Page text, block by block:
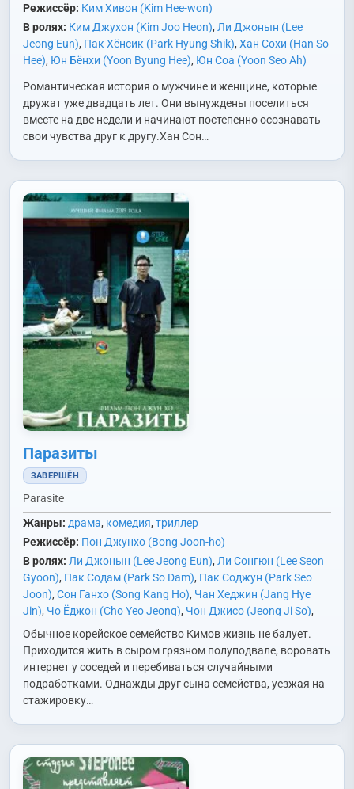
Режиссёр: Ким Хивон (Kim Hee-won)
В ролях: Ким Джухон (Kim Joo Heon), Ли Джонын (Lee
Jeong Eun), Пак Хёнсик (Park Hyung Shik), Хан Сохи (Han So
Hee), Юн Бёнхи (Yoon Byung Hee), Юн Соа (Yoon Seo Ah)
Романтическая история о мужчине и женщине, которые
дружат уже двадцать лет. Они вынуждены поселиться
вместе на две недели и начинают постепенно осознавать
свои чувства друг к другу.Хан Сон…
Паразиты
ЗАВЕРШЁН
Parasite
Жанры: драма, комедия, триллер
Режиссёр: Пон Джунхо (Bong Joon-ho)
В ролях: Ли Джонын (Lee Jeong Eun), Ли Сонгюн (Lee Seon
Gyoon), Пак Содам (Park So Dam), Пак Соджун (Park Seo
Joon), Сон Ганхо (Song Kang Ho), Чан Хеджин (Jang Hye
Jin), Чо Ёджон (Cho Yeo Jeong), Чон Джисо (Jeong Ji So),
Чхве Усик (Choi Woo Shik)
Обычное корейское семейство Кимов жизнь не балует.
Приходится жить в сыром грязном полуподвале, воровать
интернет у соседей и перебиваться случайными
подработками. Однажды друг сына семейства, уезжая на
стажировку…